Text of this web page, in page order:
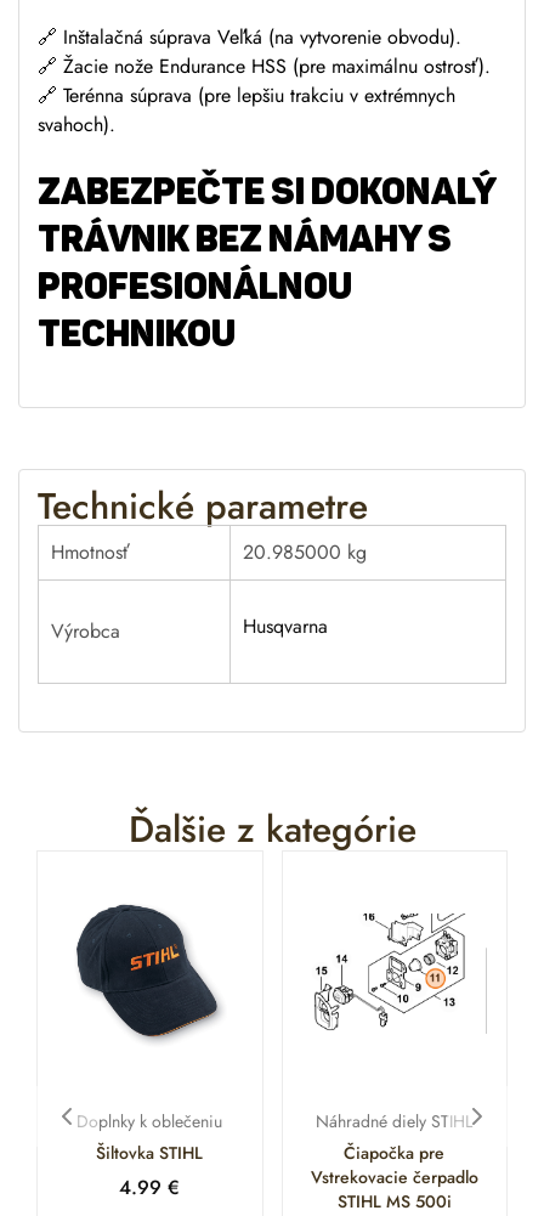
🔗 Inštalačná súprava Veľká (na vytvorenie obvodu).
🔗 Žacie nože Endurance HSS (pre maximálnu ostrosť).
🔗 Terénna súprava (pre lepšiu trakciu v extrémnych
svahoch).
ZABEZPEČTE SI DOKONALÝ
TRÁVNIK BEZ NÁMAHY S
PROFESIONÁLNOU
TECHNIKOU
Technické parametre
Hmotnosť 20.985000 kg
Výrobca Husqvarna
Ďalšie z kategórie
Doplnky k oblečeniu
Šiltovka STIHL
4.99€
Náhradné diely STIHL
Čiapočka pre
Vstrekovacie čerpadlo
STIHL MS 500i